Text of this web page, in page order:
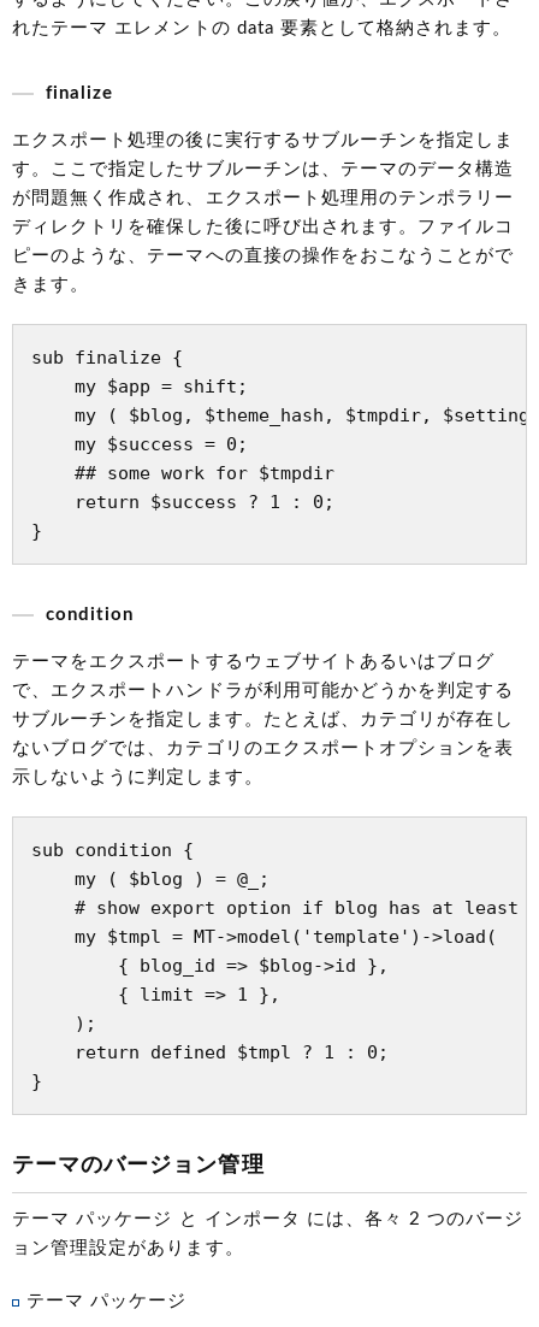
れたテーマ エレメントの data 要素として格納されます。
finalize
エクスポート処理の後に実行するサブルーチンを指定しま
す。ここで指定したサブルーチンは、テーマのデータ構造
が問題無く作成され、エクスポート処理用のテンポラリー
ディレクトリを確保した後に呼び出されます。ファイルコ
ピーのような、テーマへの直接の操作をおこなうことがで
きます。
sub finalize {
    my $app = shift;
my ( $blog, $theme_hash, $tmpdir, $setting
    my $success = 0;
    ## some work for $tmpdir
    return $success ? 1 : 0;
condition
テーマをエクスポートするウェブサイトあるいはブログ
で、エクスポートハンドラが利用可能かどうかを判定する
サブルーチンを指定します。たとえば、カテゴリが存在し
ないブログでは、カテゴリのエクスポートオプションを表
示しないように判定します。
sub condition {
    my ( $blog ) = @_;
# show export option if blog has at least
    my $tmpl = MT->model('template')->load(
        { blog_id => $blog->id },
        { limit => 1 },
    );
    return defined $tmpl ? 1 : 0;
テーマのバージョン管理
テーマ パッケージ と インポータ には、各々 2 つのバージ
ョン管理設定があります。
テーマ パッケージ